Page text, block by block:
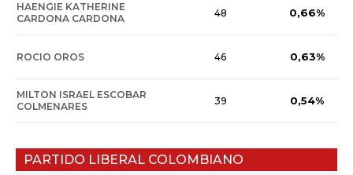
HAENGIE KATHERINE
CARDONA CARDONA
48 0,66%
ROCIO OROS 46 0,63%
MILTON ISRAEL ESCOBAR
COLMENARES
39 0,54%
PARTIDO LIBERAL COLOMBIANO